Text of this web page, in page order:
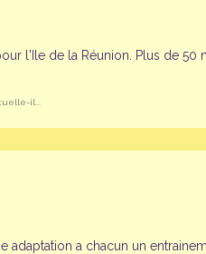
l'Ile de la Réunion. Plus de 50
il...
adaptation a chacun un